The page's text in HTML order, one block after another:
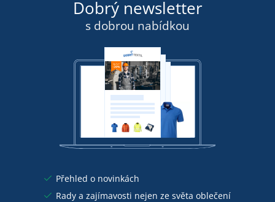
Dobrý newsletter
s dobrou nabídkou
Přehled o novinkách
Rady a zajímavosti nejen ze světa oblečení